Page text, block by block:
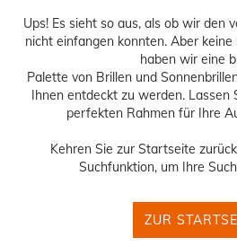
Ups! Es sieht so aus, als ob wir den
nicht einfangen konnten. Aber
haben wir eine
Palette von Brillen und
Ihnen entdeckt zu werden. Lassen
perfekten Rahmen für Ihre
Kehren Sie zur Startseite
Suchfunktion, um Ihre
ZUR